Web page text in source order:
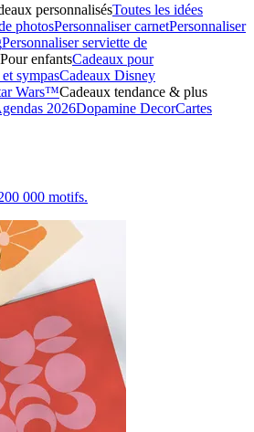
personnalisésToutes les idées
photosPersonnaliser carnetPersonnaliser
Personnaliser serviette de
Pour enfantsCadeaux pour
sympasCadeaux Disney
Wars™Cadeaux tendance & plus
2026Dopamine DecorCartes
000 motifs.